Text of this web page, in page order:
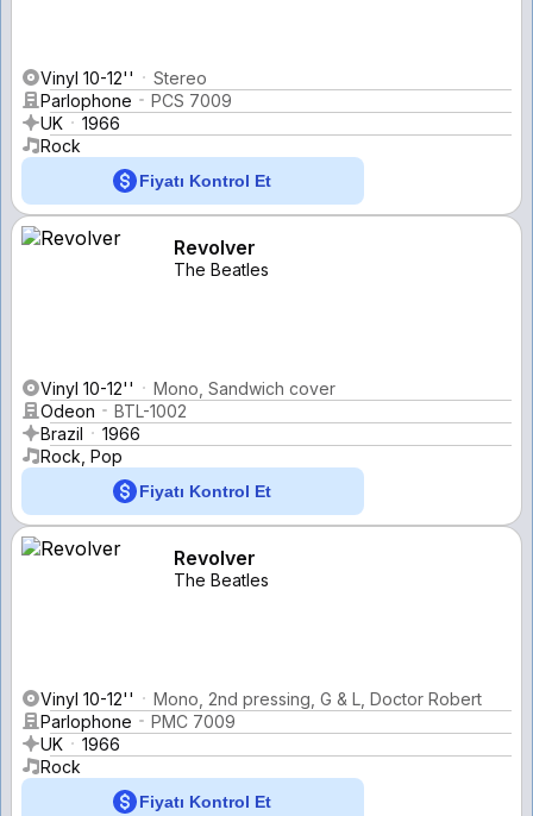
Vinyl 10-12''
Stereo
Parlophone
PCS 7009
UK
1966
Rock
Fiyatı Kontrol Et
Revolver
The Beatles
Vinyl 10-12''
Mono, Sandwich cover
Odeon
BTL-1002
Brazil
1966
Rock, Pop
Fiyatı Kontrol Et
Revolver
The Beatles
Vinyl 10-12''
Mono, 2nd pressing, G & L, Doctor Robert
Parlophone
PMC 7009
UK
1966
Rock
Fiyatı Kontrol Et